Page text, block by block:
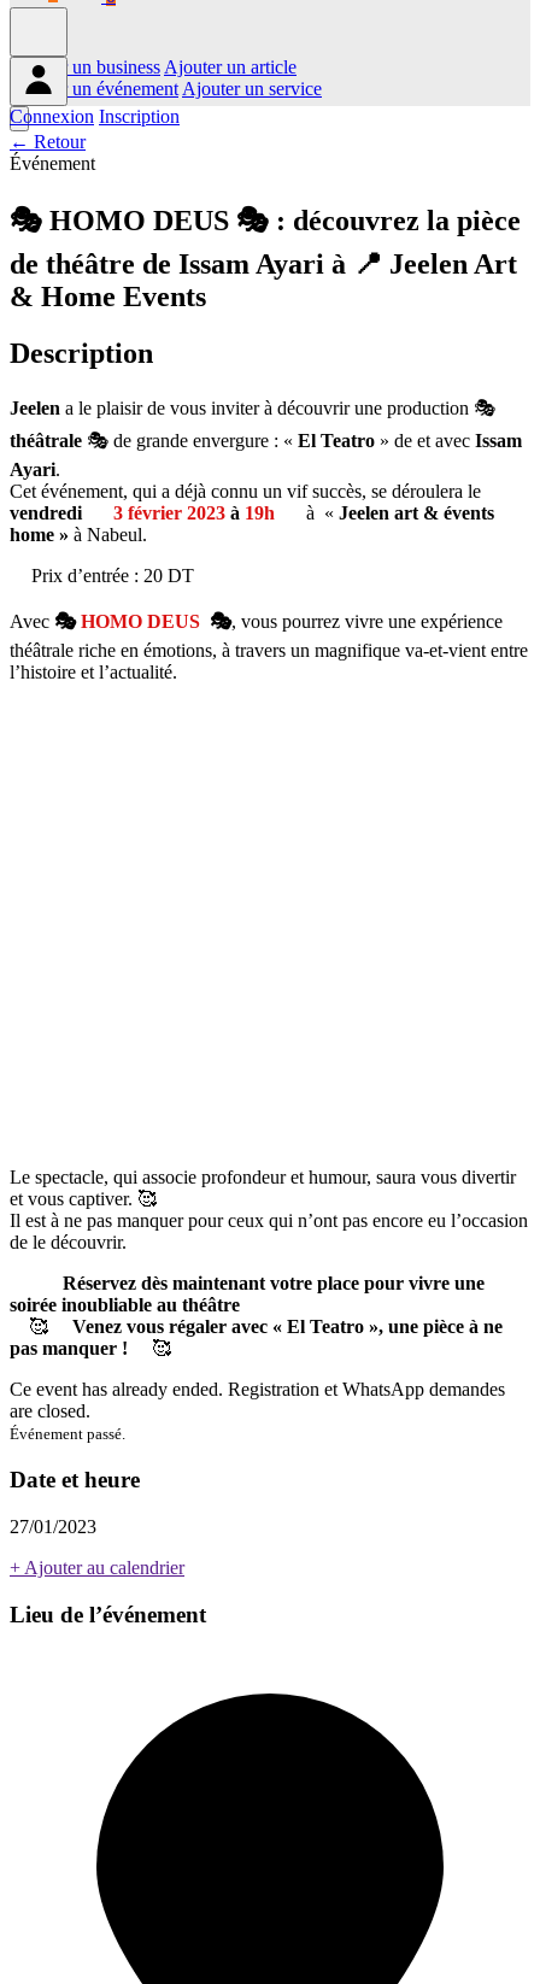
Ajouter un business Ajouter un article
Ajouter un événement Ajouter un service
Connexion Inscription
← Retour
Événement
🎭 HOMO DEUS 🎭 : découvrez la pièce
de théâtre de Issam Ayari à 📍 Jeelen Art
& Home Events
Description
Jeelen a le plaisir de vous inviter à découvrir une production 🎭
théâtrale 🎭 de grande envergure : « El Teatro » de et avec Issam
Ayari.
Cet événement, qui a déjà connu un vif succès, se déroulera le
vendredi
3 février 2023à 19h à «Jeelen art & évents
home » à Nabeul.
Prix d’entrée : 20 DT
Avec 🎭 HOMO DEUS 🎭, vous pourrez vivre une expérience
théâtrale riche en émotions, à travers un magnifique va-et-vient entre
l’histoire et l’actualité.
Le spectacle, qui associe profondeur et humour, saura vous divertir
et vous captiver. 🥰
Il est à ne pas manquer pour ceux qui n’ont pas encore eu l’occasion
de le découvrir.
Réservez dès maintenant votre place pour vivre une
soirée inoubliable au théâtre
🥰 Venez vous régaler avec « El Teatro », une pièce à ne
pas manquer ! 🥰
Ce event has already ended. Registration et WhatsApp demandes
are closed.
Événement passé.
Date et heure
27/01/2023
+ Ajouter au calendrier
Lieu de l’événement